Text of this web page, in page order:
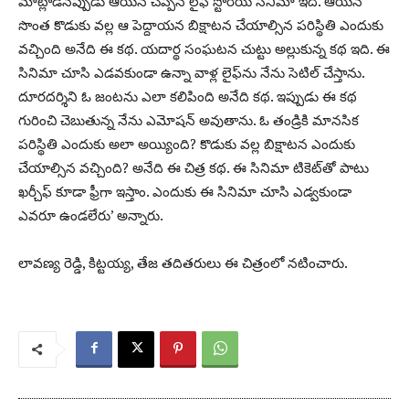
సొంత కొడుకు వల్ల ఆ పెద్దాయన బిక్షాటన చేయాల్సిన పరిస్థితి ఎందుకు
వచ్చింది అనేది ఈ కథ. యదార్థ సంఘటన చుట్టు అల్లుకున్న కథ ఇది. ఈ
సినిమా చూసి ఎడవకుండా ఉన్నా వాళ్ల లైఫ్‌ను నేను సెటిల్‌ చేస్తాను.
దూరదర్శిని ఓ జంటను ఎలా కలిపింది అనేది కథ. ఇప్పుడు ఈ కథ
గురించి చెబుతున్న నేను ఎమోషన్‌ అవుతాను. ఓ తండ్రికి మానసిక
పరిస్థితి ఎందుకు అలా అయ్యింది? కొడుకు వల్ల బిక్షాటన ఎందుకు
చేయాల్సిన వచ్చింది? అనేది ఈ చిత్ర కథ. ఈ సినిమా టికెట్‌తో పాటు
ఖర్చీఫ్‌ కూడా ఫ్రీగా ఇస్తాం. ఎందుకు ఈ సినిమా చూసి ఎడ్వకుండా
ఎవరూ ఉండలేరు’ అన్నారు.
లావణ్య రెడ్డి, కిట్టయ్య, తేజ తదితరులు ఈ చిత్రంలో నటించారు.